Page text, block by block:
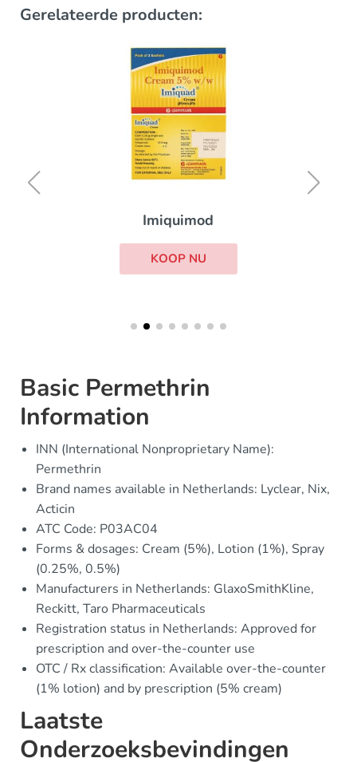
Gerelateerde producten:
Imiquimod
KOOP NU
Basic Permethrin
Information
INN (International Nonproprietary Name):
Permethrin
Brand names available in Netherlands: Lyclear, Nix,
Acticin
ATC Code: P03AC04
Forms & dosages: Cream (5%), Lotion (1%), Spray
(0.25%, 0.5%)
Manufacturers in Netherlands: GlaxoSmithKline,
Reckitt, Taro Pharmaceuticals
Registration status in Netherlands: Approved for
prescription and over-the-counter use
OTC / Rx classification: Available over-the-counter
(1% lotion) and by prescription (5% cream)
Laatste
Onderzoeksbevindingen